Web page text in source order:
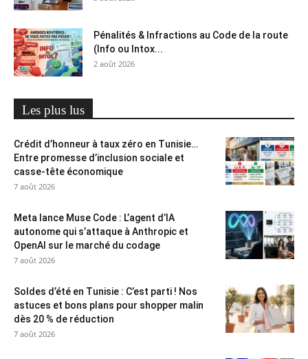
Pénalités & Infractions au Code de la route
(Info ou Intox...
2 août 2026
Les plus lus
Crédit d’honneur à taux zéro en Tunisie…
Entre promesse d’inclusion sociale et
casse-tête économique
7 août 2026
Meta lance Muse Code : L’agent d’IA
autonome qui s’attaque à Anthropic et
OpenAI sur le marché du codage
7 août 2026
Soldes d’été en Tunisie : C’est parti ! Nos
astuces et bons plans pour shopper malin
dès 20 % de réduction
7 août 2026